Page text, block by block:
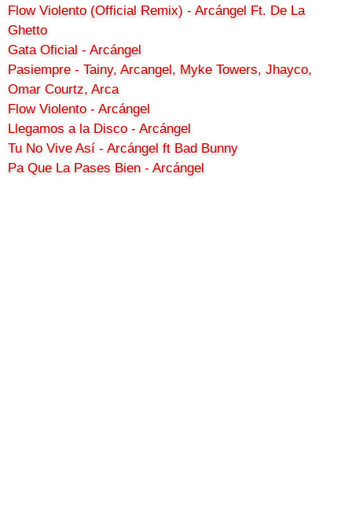
Flow Violento (Official Remix) - Arcángel Ft. De La
Ghetto
Gata Oficial - Arcángel
Pasiempre - Tainy, Arcangel, Myke Towers, Jhayco,
Omar Courtz, Arca
Flow Violento - Arcángel
Llegamos a la Disco - Arcángel
Tu No Vive Así - Arcángel ft Bad Bunny
Pa Que La Pases Bien - Arcángel